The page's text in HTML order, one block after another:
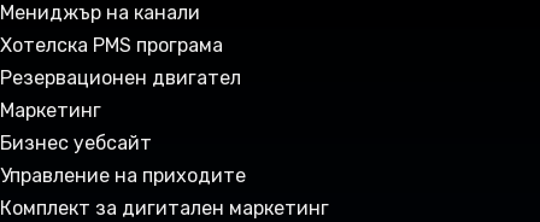
Мениджър на канали
Хотелска PMS програма
Резервационен двигател
Маркетинг
Бизнес уебсайт
Управление на приходите
Комплект за дигитален маркетинг